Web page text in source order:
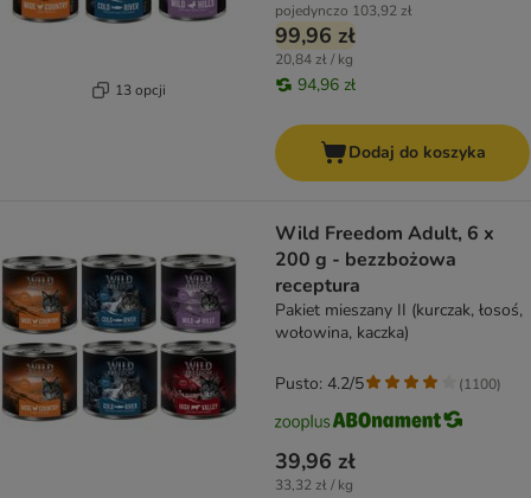
13 opcji
pojedynczo 103,92 zł
99,96 zł
20,84 zł / kg
94,96 zł
Dodaj do koszyka
Wild Freedom Adult, 6 x
200 g - bezzbożowa
receptura
Pakiet mieszany II (kurczak, łosoś,
wołowina, kaczka)
39,96 zł
33,32 zł / kg
Pusto: 4.2/5 (1100)